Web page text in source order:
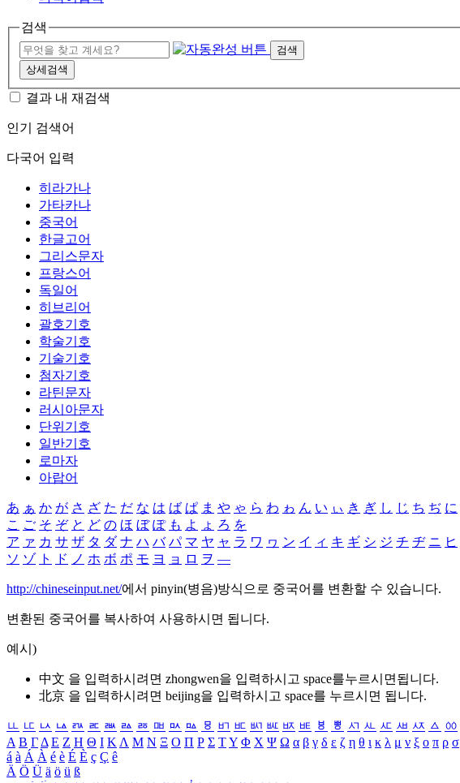
검색
검색
상세검색
결과 내 재검색
인기 검색어
다국어 입력
히라가나
가타카나
중국어
한글고어
그리스문자
프랑스어
독일어
히브리어
괄호기호
학술기호
기술기호
첨자기호
라틴문자
러시아문자
단위기호
일반기호
로마자
아랍어
あ ぁ か が さ ざ た だ な は ば ぱ ま や ゃ ら わ ゎ ん い ぃ き ぎ し じ ち ぢ に
こ ご そ ぞ と ど の ほ ぼ ぽ も よ ょ ろ を
ア ァ カ サ ザ タ ダ ナ ハ バ パ マ ヤ ャ ラ ワ ヮ ン イ ィ キ ギ シ ジ チ ヂ ニ ヒ
ソ ゾ ト ド ノ ホ ボ ポ モ ヨ ョ ロ ヲ ―
http://chineseinput.net/에서 pinyin(병음)방식으로 중국어를 변환할 수 있습니다.
변환된 중국어를 복사하여 사용하시면 됩니다.
예시)
中文 을 입력하시려면 zhongwen을 입력하시고 space를누르시면됩니다.
北京 을 입력하시려면 beijing을 입력하시고 space를 누르시면 됩니다.
ㅥ ㅦ ㅧ ㅨ ㅩ ㅪ ㅫ ㅬ ㅭ ㅮ ㅯ ㅰ ㅱ ㅲ ㅳ ㅴ ㅵ ㅶ ㅷ ㅸ ㅹ ㅺ ㅻ ㅼ ㅽ ㅾ ㅿ ㆀ
Α Β ΓΔ Ε Ζ Η Θ Ι ΚΛ Μ Ν Ξ Ο Π Ρ Σ ΤΥ Φ Χ Ψ Ω α β γ δ ε ζ η θ ι κ λ μ ν ξ ο π ρ σ
á à Á À é è É È ç Ç ê
Ä Ö Ü ä ö ü ß